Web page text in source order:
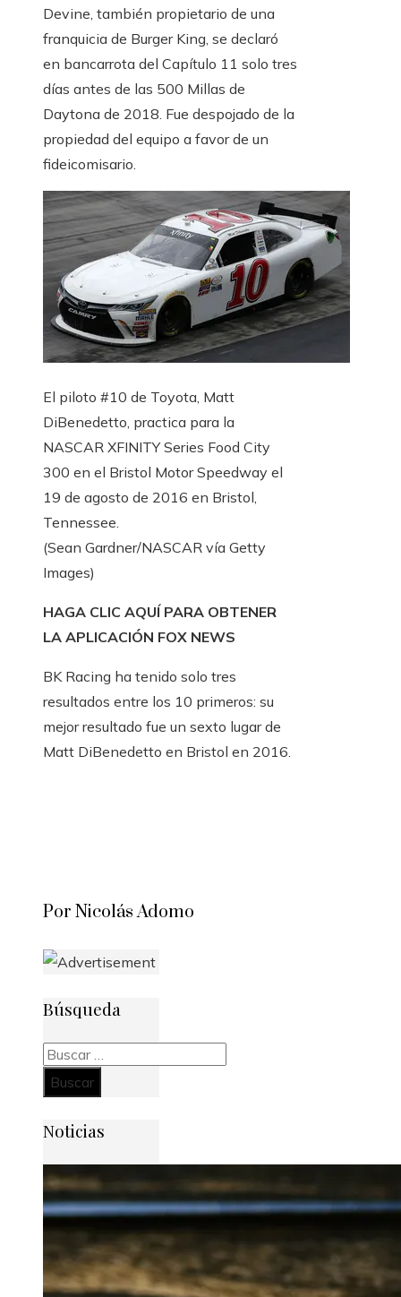
Devine, también propietario de una
franquicia de Burger King, se declaró
en bancarrota del Capítulo 11 solo tres
días antes de las 500 Millas de
Daytona de 2018. Fue despojado de la
propiedad del equipo a favor de un
fideicomisario.
El piloto #10 de Toyota, Matt
DiBenedetto, practica para la
NASCAR XFINITY Series Food City
300 en el Bristol Motor Speedway el
19 de agosto de 2016 en Bristol,
Tennessee.
(Sean Gardner/NASCAR vía Getty
Images)
HAGA CLIC AQUÍ PARA OBTENER
LA APLICACIÓN FOX NEWS
BK Racing ha tenido solo tres
resultados entre los 10 primeros: su
mejor resultado fue un sexto lugar de
Matt DiBenedetto en Bristol en 2016.
Por Nicolás Adomo
Búsqueda
Buscar:
Noticias